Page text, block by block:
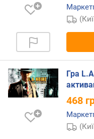
Гра
468